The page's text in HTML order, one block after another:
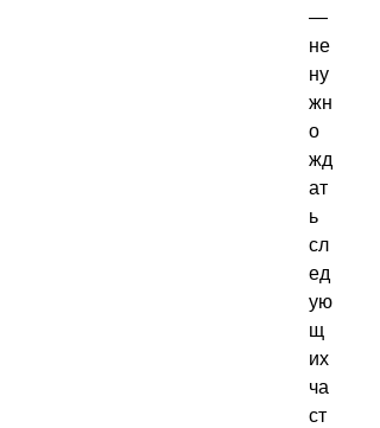
—
не
ну
жн
о
жд
ат
ь
сл
ед
ую
щ
их
ча
ст